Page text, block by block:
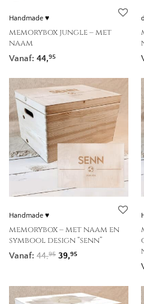
Handmade ♥
memorybox jungle – met
naam
Vanaf: 44,95
Handmade ♥
memorybox – met naam en
symbool design “senn”
Vanaf: 44,95 Oorspronkelijke prijs
39,95Huidige prijs is: